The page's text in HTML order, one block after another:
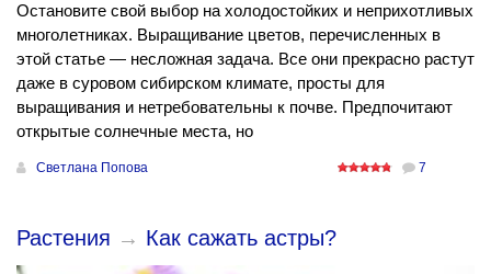
Остановите свой выбор на холодостойких и неприхотливых
многолетниках. Выращивание цветов, перечисленных в
этой статье — несложная задача. Все они прекрасно растут
даже в суровом сибирском климате, просты для
выращивания и нетребовательны к почве. Предпочитают
открытые солнечные места, но
Светлана Попова 7
Растения → Как сажать астры?